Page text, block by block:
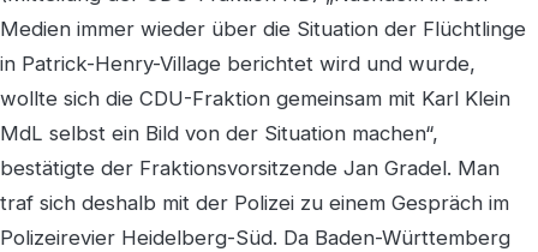
Medien immer wieder über die Situation der Flüchtlinge
in Patrick-Henry-Village berichtet wird und wurde,
wollte sich die CDU-Fraktion gemeinsam mit Karl Klein
MdL selbst ein Bild von der Situation machen“,
bestätigte der Fraktionsvorsitzende Jan Gradel. Man
traf sich deshalb mit der Polizei zu einem Gespräch im
Polizeirevier Heidelberg-Süd. Da Baden-Württemberg